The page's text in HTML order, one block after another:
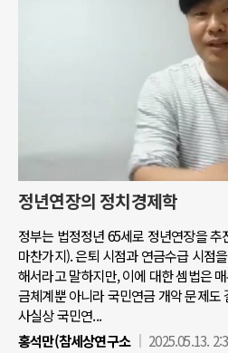
정년연장의 정치경제학
정부는 법정정년 65세로 정년연장을
마찬가지). 은퇴 시점과 연금수급 시점
해서라고 말하지만, 이에 대한 셈법은
금체계뿐 아니라 국민연금 개악 문제도
사실상 국민연...
홍석만(참세상연구소
2025.05.13.